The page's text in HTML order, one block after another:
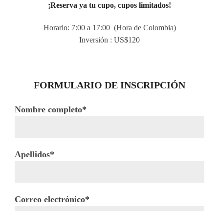
¡Reserva ya tu cupo, cupos limitados!
Horario: 7:00 a 17:00 (Hora de Colombia)
Inversión : US$120
FORMULARIO DE INSCRIPCIÓN
Nombre completo*
Apellidos*
Correo electrónico*